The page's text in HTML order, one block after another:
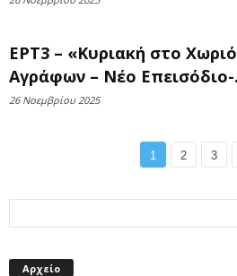
ΕΡΤ3 – «Κυριακή στο
Αγράφων – Νέο Επεισόδιο-
26 Νοεμβρίου 2025
1 2 3
Αρχείο